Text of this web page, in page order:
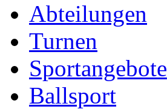
Abteilungen
Turnen
Sportangebote
Ballsport